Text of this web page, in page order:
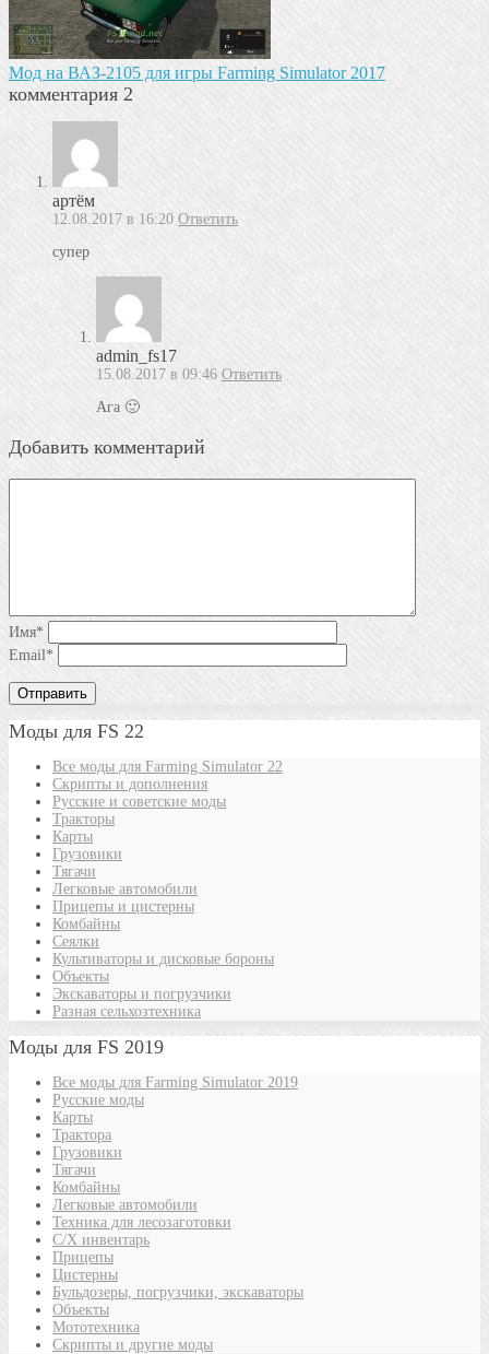
Мод на ВАЗ-2105 для игры Farming Simulator 2017
комментария 2
артём
12.08.2017 в 16:20 Ответить
супер
admin_fs17
15.08.2017 в 09:46 Ответить
Ага 🙂
Добавить комментарий
Имя*
Email*
Моды для FS 22
Все моды для Farming Simulator 22
Скрипты и дополнения
Русские и советские моды
Тракторы
Карты
Грузовики
Тягачи
Легковые автомобили
Прицепы и цистерны
Комбайны
Сеялки
Культиваторы и дисковые бороны
Объекты
Экскаваторы и погрузчики
Разная сельхозтехника
Моды для FS 2019
Все моды для Farming Simulator 2019
Русские моды
Карты
Трактора
Грузовики
Тягачи
Комбайны
Легковые автомобили
Техника для лесозаготовки
С/Х инвентарь
Прицепы
Цистерны
Бульдозеры, погрузчики, экскаваторы
Объекты
Мототехника
Скрипты и другие моды